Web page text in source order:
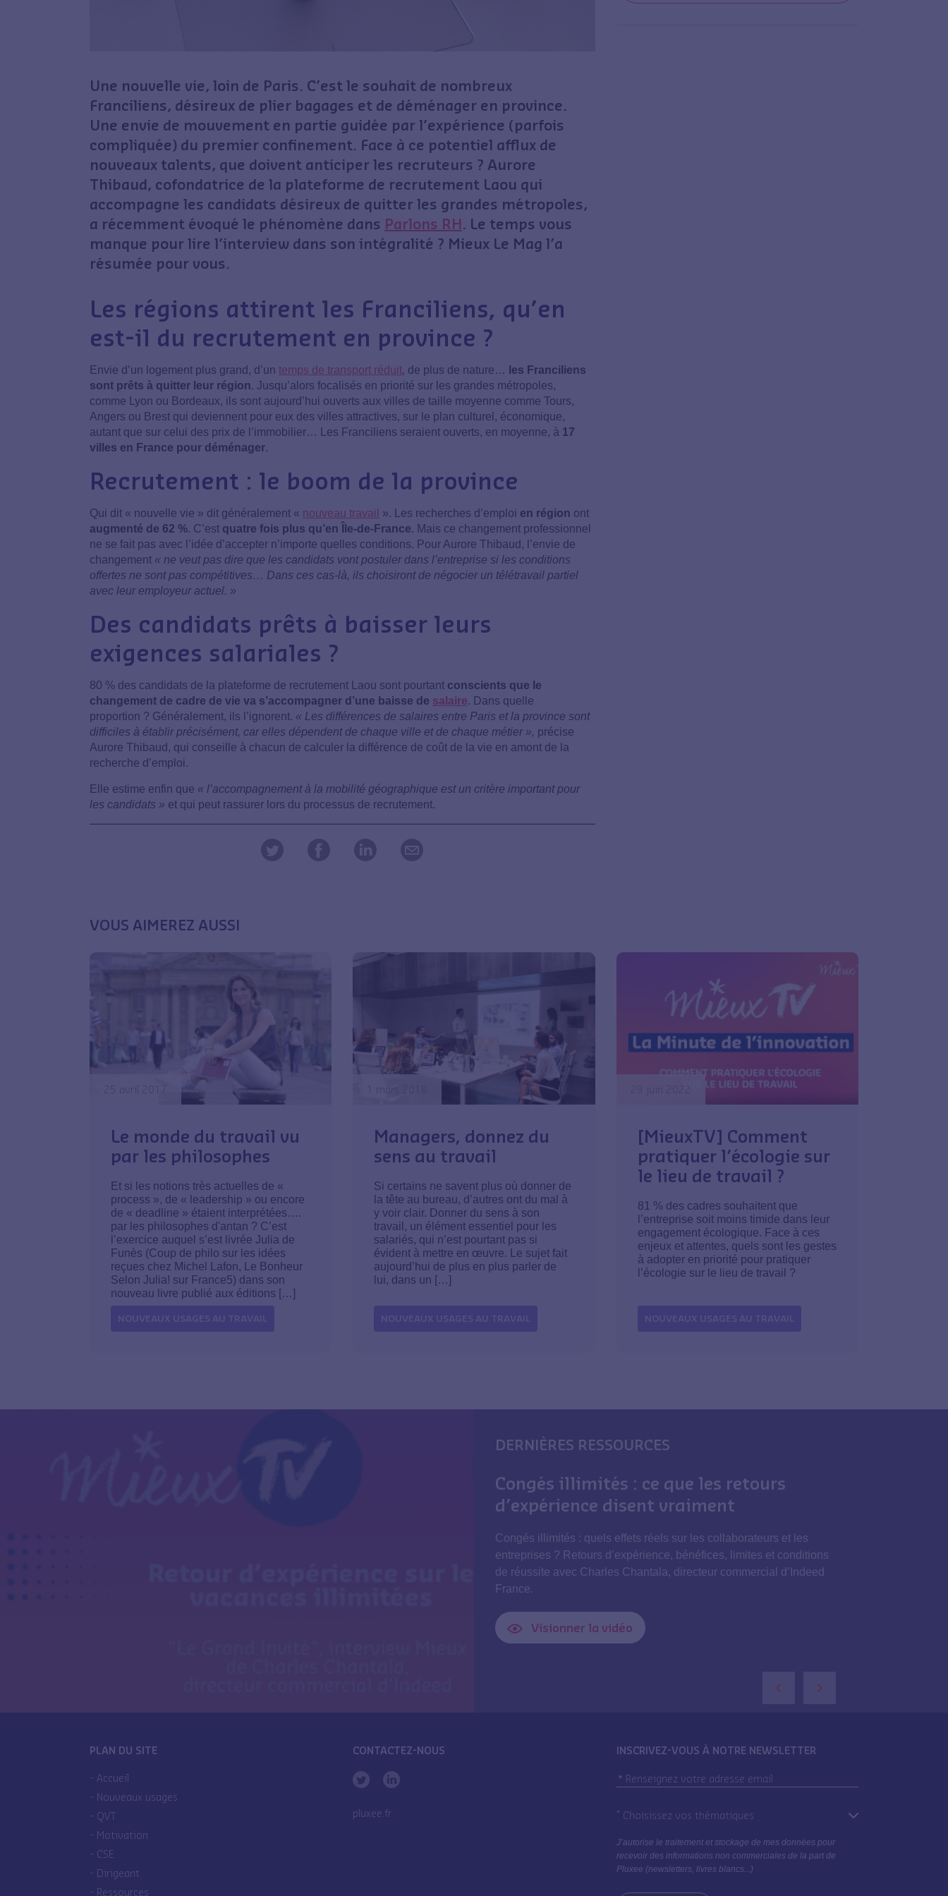
Une nouvelle vie, loin de Paris. C’est le souhait de nombreux
Franciliens, désireux de plier bagages et de déménager en province.
Une envie de mouvement en partie guidée par l’expérience (parfois
compliquée) du premier confinement. Face à ce potentiel afflux de
nouveaux talents, que doivent anticiper les recruteurs ? Aurore
Thibaud, cofondatrice de la plateforme de recrutement Laou qui
accompagne les candidats désireux de quitter les grandes métropoles,
a récemment évoqué le phénomène dans Parlons RH. Le temps vous
manque pour lire l’interview dans son intégralité ? Mieux Le Mag l’a
résumée pour vous.
Les régions attirent les Franciliens, qu’en
est-il du recrutement en province ?
Envie d’un logement plus grand, d’un temps de transport réduit, de plus de nature…
les Franciliens
sont prêts à quitter leur région. Jusqu’alors focalisés en priorité sur les grandes métropoles,
comme Lyon ou Bordeaux, ils sont aujourd’hui ouverts aux villes de taille moyenne comme Tours,
Angers ou Brest qui deviennent pour eux des villes attractives, sur le plan culturel, économique,
autant que sur celui des prix de l’immobilier… Les Franciliens seraient ouverts, en moyenne, à 17
villes en France pour déménager.
Recrutement : le boom de la province
Qui dit « nouvelle vie » dit généralement « nouveau travail ». Les recherches d’emploi en région ont
augmenté de 62 %. C’est quatre fois plus qu’en Île-de-France. Mais ce changement professionnel
ne se fait pas avec l’idée d’accepter n’importe quelles conditions. Pour Aurore Thibaud, l’envie de
changement « ne veut pas dire que les candidats vont postuler dans l’entreprise si les conditions
offertes ne sont pas compétitives… Dans ces cas-là, ils choisiront de négocier un télétravail partiel
avec leur employeur actuel. »
Des candidats prêts à baisser leurs
exigences salariales ?
80 % des candidats de la plateforme de recrutement Laou sont pourtant conscients que le
changement de cadre de vie va s’accompagner d’une baisse de salaire. Dans quelle
proportion ? Généralement, ils l’ignorent. « Les différences de salaires entre Paris et la province sont
difficiles à établir précisément, car elles dépendent de chaque ville et de chaque métier », précise
Aurore Thibaud, qui conseille à chacun de calculer la différence de coût de la vie en amont de la
recherche d’emploi.
Elle estime enfin que « l’accompagnement à la mobilité géographique est un critère important pour
les candidats » et qui peut rassurer lors du processus de recrutement.
VOUS AIMEREZ AUSSI
Le monde du travail vu
par les philosophes
Et si les notions très actuelles de «
process », de « leadership » ou encore
de « deadline » étaient interprétées….
par les philosophes d'antan ? C’est
l’exercice auquel s’est livrée Julia de
Funès (Coup de philo sur les idées
reçues chez Michel Lafon, Le Bonheur
Selon Julia! sur France5) dans son
nouveau livre publié aux éditions […]
NOUVEAUX USAGES AU TRAVAIL
Managers, donnez du
sens au travail
Si certains ne savent plus où donner de
la tête au bureau, d’autres ont du mal à
y voir clair. Donner du sens à son
travail, un élément essentiel pour les
salariés, qui n’est pourtant pas si
évident à mettre en œuvre. Le sujet fait
aujourd’hui de plus en plus parler de
lui, dans un […]
NOUVEAUX USAGES AU TRAVAIL
29 juin 2022
[MieuxTV] Comment
pratiquer l’écologie sur
le lieu de travail ?
81 % des cadres souhaitent que
l’entreprise soit moins timide dans leur
engagement écologique. Face à ces
enjeux et attentes, quels sont les gestes
à adopter en priorité pour pratiquer
l’écologie sur le lieu de travail ?
NOUVEAUX USAGES AU TRAVAIL
DERNIÈRES RESSOURCES
Congés illimités : ce que les retours
d’expérience disent vraiment
Congés illimités : quels effets réels sur les collaborateurs et les
entreprises ? Retours d’expérience, bénéfices, limites et conditions
de réussite avec Charles Chantala, directeur commercial d’Indeed
France.
Visionner la vidéo
‹ ›
PLAN DU SITE
Accueil
Nouveaux usages
QVT
Motivation
CSE
Dirigeant
Ressources
CONTACTEZ-NOUS
pluxee.fr
INSCRIVEZ-VOUS À NOTRE NEWSLETTER
* Choisissez vos thématiques
J’autorise le traitement et stockage de mes données pour
recevoir des informations non commerciales de la part de
Pluxee (newsletters, livres blancs...)